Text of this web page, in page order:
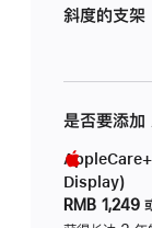
斜度的支架
是否要添
AppleCare+
Display)
RMB 1,249